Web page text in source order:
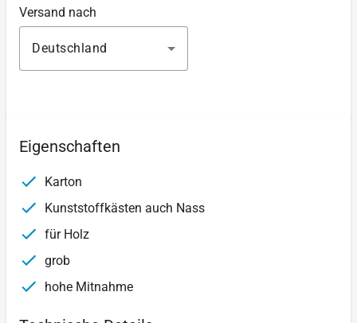
Versand nach
Deutschland
Eigenschaften
Karton
Kunststoffkästen auch Nass
für Holz
grob
hohe Mitnahme